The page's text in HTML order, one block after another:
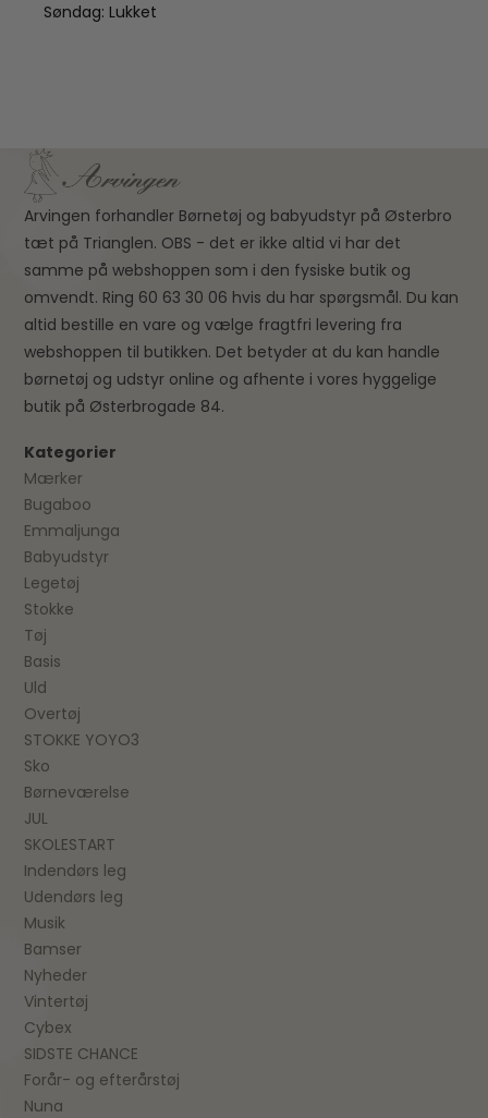
Søndag: Lukket
Arvingen forhandler Børnetøj og babyudstyr på Østerbro
tæt på Trianglen. OBS - det er ikke altid vi har det
samme på webshoppen som i den fysiske butik og
omvendt. Ring 60 63 30 06 hvis du har spørgsmål. Du kan
altid bestille en vare og vælge fragtfri levering fra
webshoppen til butikken. Det betyder at du kan handle
børnetøj og udstyr online og afhente i vores hyggelige
butik på Østerbrogade 84.
Kategorier
Mærker
Bugaboo
Emmaljunga
Babyudstyr
Legetøj
Stokke
Tøj
Basis
Uld
Overtøj
STOKKE YOYO3
Sko
Børneværelse
JUL
SKOLESTART
Indendørs leg
Udendørs leg
Musik
Bamser
Nyheder
Vintertøj
Cybex
SIDSTE CHANCE
Forår- og efterårstøj
Nuna